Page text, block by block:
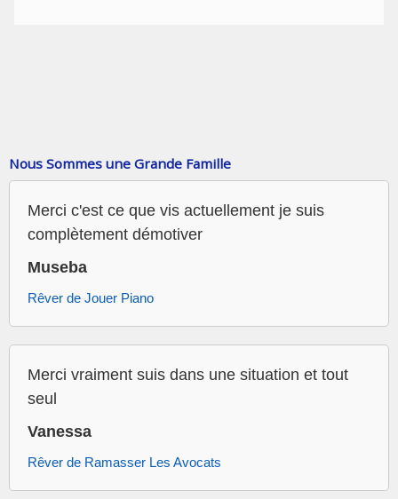
Nous Sommes une Grande Famille
Merci c'est ce que vis actuellement je suis
complètement démotiver
Museba
Rêver de Jouer Piano
Merci vraiment suis dans une situation et tout
seul
Vanessa
Rêver de Ramasser Les Avocats